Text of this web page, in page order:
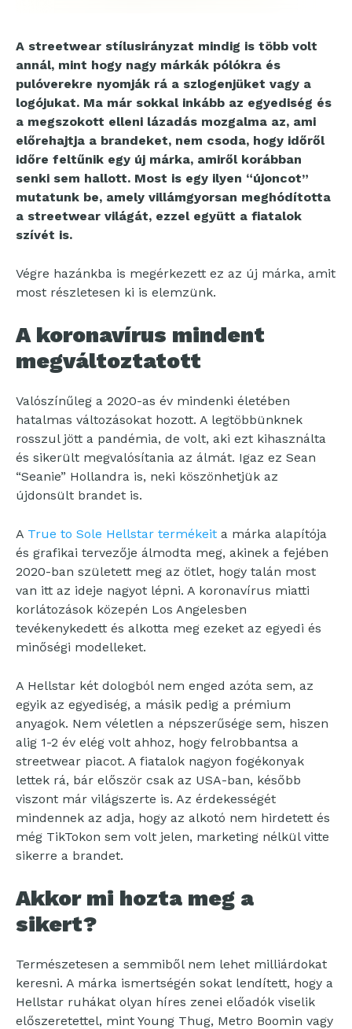
A streetwear stílusirányzat mindig is több volt
annál, mint hogy nagy márkák pólókra és
pulóverekre nyomják rá a szlogenjüket vagy a
logójukat. Ma már sokkal inkább az egyediség és
a megszokott elleni lázadás mozgalma az, ami
előrehajtja a brandeket, nem csoda, hogy időről
időre feltűnik egy új márka, amiről korábban
senki sem hallott. Most is egy ilyen “újoncot”
mutatunk be, amely villámgyorsan meghódította
a streetwear világát, ezzel együtt a fiatalok
szívét is.
Végre hazánkba is megérkezett ez az új márka, amit
most részletesen ki is elemzünk.
A koronavírus mindent
megváltoztatott
Valószínűleg a 2020-as év mindenki életében
hatalmas változásokat hozott. A legtöbbünknek
rosszul jött a pandémia, de volt, aki ezt kihasználta
és sikerült megvalósítania az álmát. Igaz ez Sean
“Seanie” Hollandra is, neki köszönhetjük az
újdonsült brandet is.
A True to Sole Hellstar termékeit a márka alapítója
és grafikai tervezője álmodta meg, akinek a fejében
2020-ban született meg az ötlet, hogy talán most
van itt az ideje nagyot lépni. A koronavírus miatti
korlátozások közepén Los Angelesben
tevékenykedett és alkotta meg ezeket az egyedi és
minőségi modelleket.
A Hellstar két dologból nem enged azóta sem, az
egyik az egyediség, a másik pedig a prémium
anyagok. Nem véletlen a népszerűsége sem, hiszen
alig 1-2 év elég volt ahhoz, hogy felrobbantsa a
streetwear piacot. A fiatalok nagyon fogékonyak
lettek rá, bár először csak az USA-ban, később
viszont már világszerte is. Az érdekességét
mindennek az adja, hogy az alkotó nem hirdetett és
még TikTokon sem volt jelen, marketing nélkül vitte
sikerre a brandet.
Akkor mi hozta meg a
sikert?
Természetesen a semmiből nem lehet milliárdokat
keresni. A márka ismertségén sokat lendített, hogy a
Hellstar ruhákat olyan híres zenei előadók viselik
előszeretettel, mint Young Thug, Metro Boomin vagy